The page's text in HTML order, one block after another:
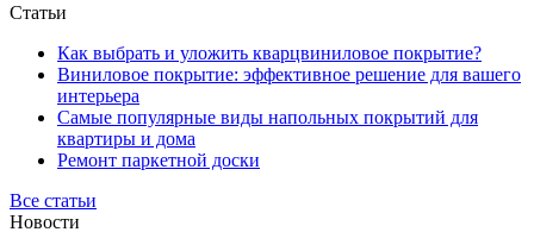
Статьи
Как выбрать и уложить кварцвиниловое покрытие?
Виниловое покрытие: эффективное решение для вашего
интерьера
Самые популярные виды напольных покрытий для
квартиры и дома
Ремонт паркетной доски
Все статьи
Новости